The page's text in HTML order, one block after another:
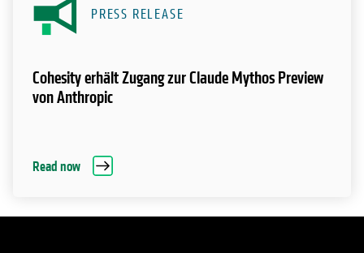
PRESS RELEASE
Cohesity erhält Zugang zur Claude Mythos Preview
von Anthropic
Read now